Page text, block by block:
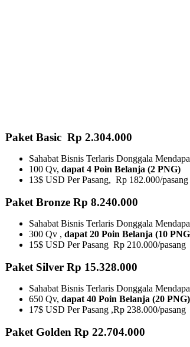
Paket Basic Rp 2.304.000
Sahabat Bisnis Terlaris Donggala
100 Qv, dapat 4 Poin Belanja (2 PNG)
13$ USD Per Pasang, Rp 182.000/pasang
Paket Bronze Rp 8.240.000
Sahabat Bisnis Terlaris Donggala
300 Qv , dapat 20 Poin Belanja (10
15$ USD Per Pasang Rp 210.000/pasang
Paket Silver Rp 15.328.000
Sahabat Bisnis Terlaris Donggala
650 Qv, dapat 40 Poin Belanja (20 PNG)
17$ USD Per Pasang ,Rp 238.000/pasang
Paket Golden Rp 22.704.000